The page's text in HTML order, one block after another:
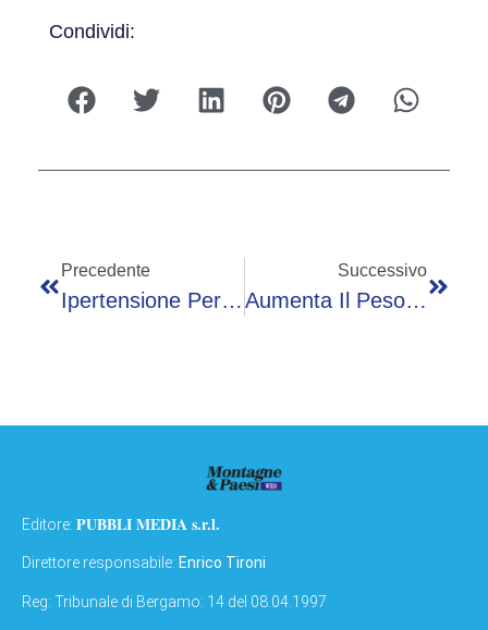
Condividi:
Precedente
Ipertensione Per 1 Italiano Su 3, Il 17 Maggio Controlli Gratuiti In Tutta Italia
Successivo
Aumenta Il Peso Medio Delle Persone, Gli Ascensori Sono Sempre Sicuri? Il Rebus
Editore: PUBBLI MEDIA s.r.l.
Direttore responsabile: Enrico Tironi
Reg: Tribunale di Bergamo: 14 del 08.04.1997